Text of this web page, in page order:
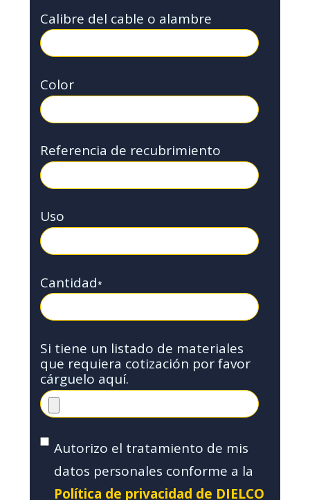
Calibre del cable o alambre
Color
Referencia de recubrimiento
Uso
Cantidad*
Si tiene un listado de materiales
que requiera cotización por favor
cárguelo aquí.
Autorizo el tratamiento de mis
datos personales conforme a la
Política de privacidad de DIELCO